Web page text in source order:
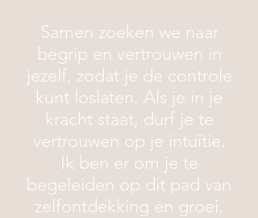
Samen zoeken we naar
begrip en vertrouwen in
jezelf, zodat je de controle
kunt loslaten. Als je in je
kracht staat, durf je te
vertrouwen op je intuïtie.
Ik ben er om je te
begeleiden op dit pad van
zelfontdekking en groei.